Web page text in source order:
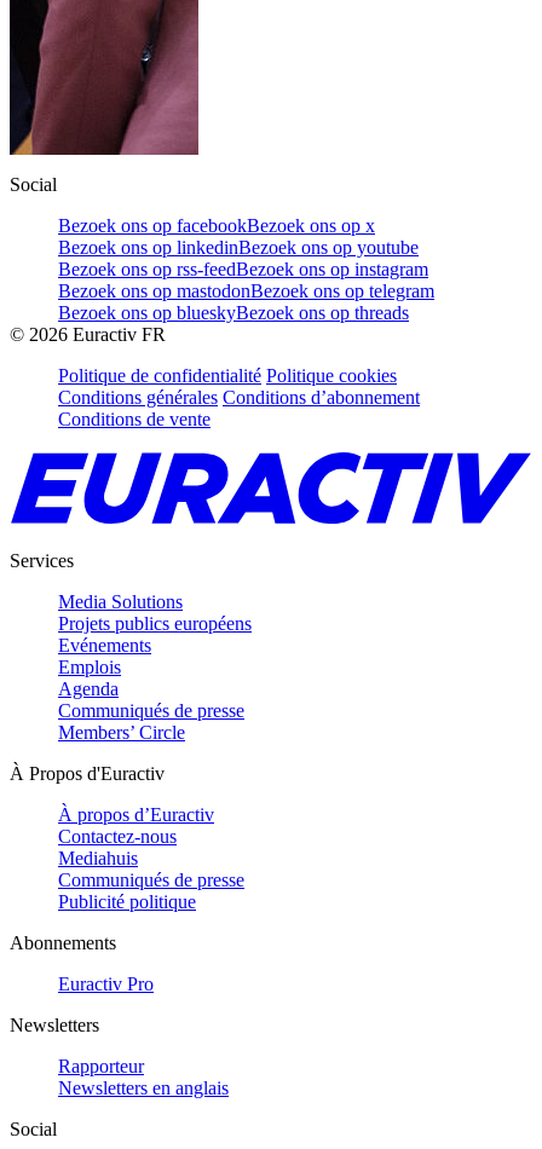
Social
Bezoek ons op facebookBezoek ons op x
Bezoek ons op linkedinBezoek ons op youtube
Bezoek ons op rss-feedBezoek ons op instagram
Bezoek ons op mastodonBezoek ons op telegram
Bezoek ons op blueskyBezoek ons op threads
© 2026 Euractiv FR
Politique de confidentialité Politique cookies
Conditions générales Conditions d’abonnement
Conditions de vente
Services
Media Solutions
Projets publics européens
Evénements
Emplois
Agenda
Communiqués de presse
Members’ Circle
À Propos d'Euractiv
À propos d’Euractiv
Contactez-nous
Mediahuis
Communiqués de presse
Publicité politique
Abonnements
Euractiv Pro
Newsletters
Rapporteur
Newsletters en anglais
Social